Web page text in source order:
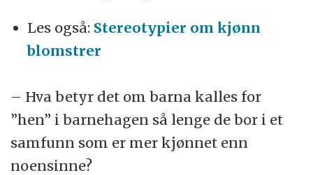
Les også: Stereotypier om kjønn
blomstrer
– Hva betyr det om barna kalles for
”hen” i barnehagen så lenge de bor i et
samfunn som er mer kjønnet enn
noensinne?